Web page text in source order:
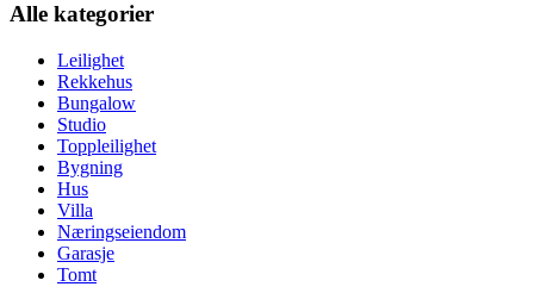
Alle kategorier
Leilighet
Rekkehus
Bungalow
Studio
Toppleilighet
Bygning
Hus
Villa
Næringseiendom
Garasje
Tomt